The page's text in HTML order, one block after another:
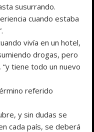
susurrando.
cuando estaba
vivía en un hotel,
drogas, pero
tiene todo un nuevo
referido
y sin dudas se
cada país, se deberá